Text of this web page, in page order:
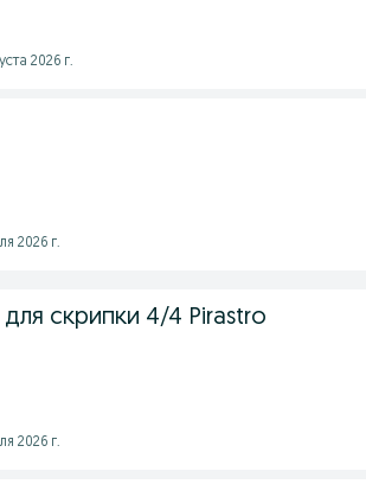
2026 г.
2026 г.
скрипки 4/4 Pirastro
2026 г.